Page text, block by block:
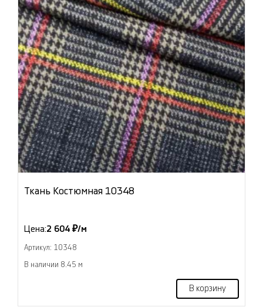
Ткань Костюмная 10348
Цена:2 604 ₽/м
Артикул: 10348
В наличии 8.45 м
В корзину